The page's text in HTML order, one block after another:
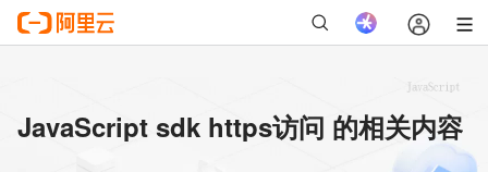
JavaScript sdk https访问 的相关内容